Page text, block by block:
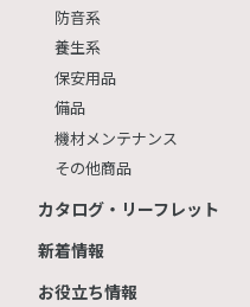
防音系
養生系
保安用品
備品
機材メンテナンス
その他商品
カタログ・リーフレット
新着情報
お役立ち情報